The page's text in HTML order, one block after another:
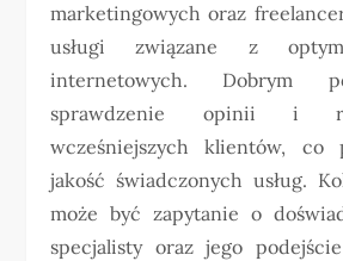
marketingowych oraz
usługi związane z
internetowych. Dobrym
sprawdzenie opinii i
wcześniejszych klientów, co
jakość świadczonych usług.
może być zapytanie o
specjalisty oraz jego